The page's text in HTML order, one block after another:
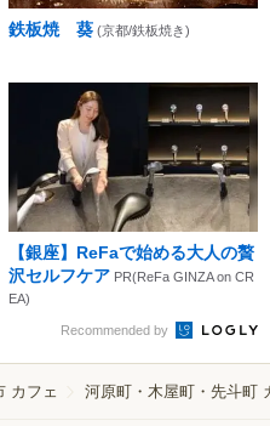
鉄板焼 葵 (京都/鉄板焼き)
【銀座】ReFaで始める大人の贅
沢セルフケア PR(ReFa GINZA on CR
EA)
Recommended by
カフェ 河原町・木屋町・先斗町